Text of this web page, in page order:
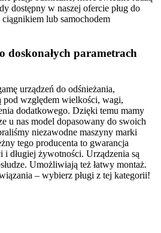
dostępny w naszej ofercie pług do
lub samochodem
doskonałych parametrach
urządzeń do odśnieżania,
pod względem wielkości, wagi,
dodatkowego. Dzięki temu mamy
u nas model dopasowany do swoich
niezawodne maszyny marki
tego producenta to gwarancja
długiej żywotności. Urządzenia są
Umożliwiają też łatwy montaż.
– wybierz pługi z tej kategorii!